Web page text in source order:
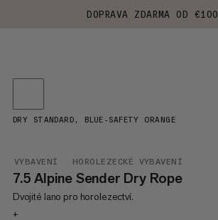
DOPRAVA ZDARMA OD €100
VYBAVENÍ HOROLEZECKÉ VYBAVENÍ
7.5 Alpine Sender Dry Rope
Dvojité lano pro horolezectví.
+
DRY STANDARD, BLUE-SAFETY ORANGE